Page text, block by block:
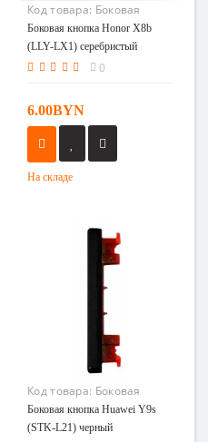
Код товара: Боковая
кнопка Honor X8b (LLY-
LX1) серебристый
Боковая кнопка Honor X8b
(LLY-LX1) серебристый
0
6.00BYN
На складе
Код товара: Боковая
кнопка Huawei Y9s (STK-
L21) черный
Боковая кнопка Huawei Y9s
(STK-L21) черный